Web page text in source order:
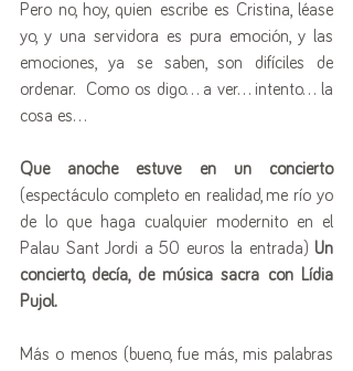
Pero no, hoy, quien escribe es Cristina, léase
yo, y una servidora es pura emoción, y las
emociones, ya se saben, son difíciles de
ordenar.  Como os digo... a ver... intento... la
cosa es…
Que anoche estuve en un concierto
(espectáculo completo en realidad, me río yo
de lo que haga cualquier modernito en el
Palau Sant Jordi a 50 euros la entrada) Un
concierto, decía, de música sacra con Lídia
Pujol.
Más o menos (bueno, fue más, mis palabras